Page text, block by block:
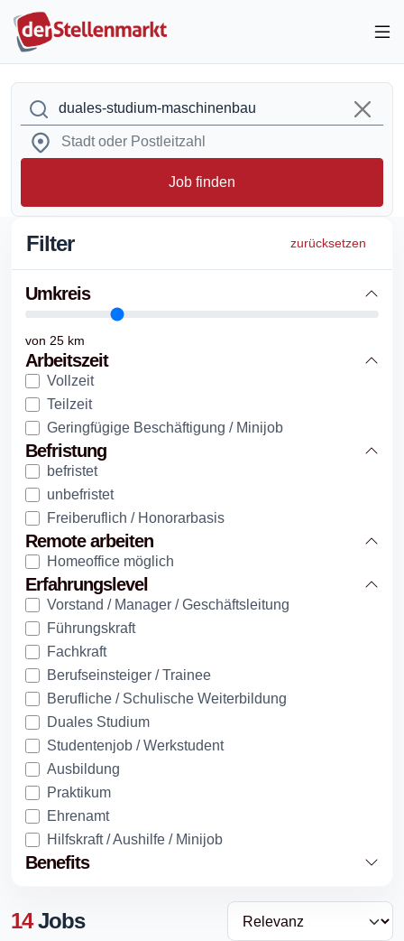
Job finden
Filter zurücksetzen
Umkreis
von 25 km
Arbeitszeit
Vollzeit
Teilzeit
Geringfügige Beschäftigung / Minijob
Befristung
befristet
unbefristet
Freiberuflich / Honorarbasis
Remote arbeiten
Homeoffice möglich
Erfahrungslevel
Vorstand / Manager / Geschäftsleitung
Führungskraft
Fachkraft
Berufseinsteiger / Trainee
Berufliche / Schulische Weiterbildung
Duales Studium
Studentenjob / Werkstudent
Ausbildung
Praktikum
Ehrenamt
Hilfskraft / Aushilfe / Minijob
Benefits
14Jobs